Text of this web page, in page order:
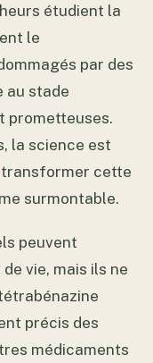
étudient la
le
par des
au stade
prometteuses.
la science est
cette
surmontable.
peuvent
vie, mais ils ne
précis des
médicaments